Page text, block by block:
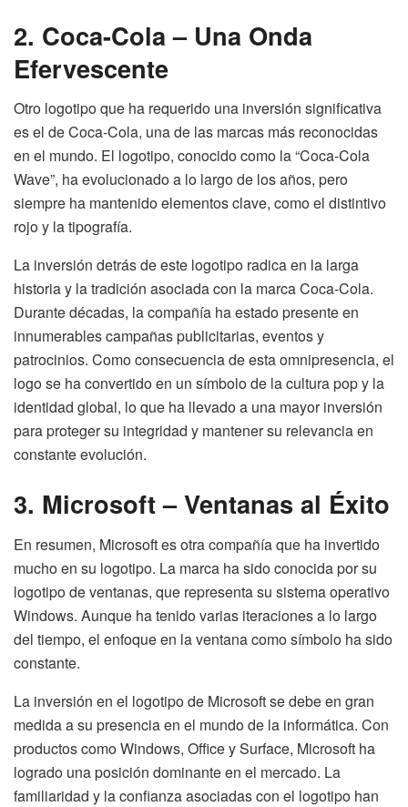
2. Coca-Cola – Una Onda
Efervescente
Otro logotipo que ha requerido una inversión significativa
es el de Coca-Cola, una de las marcas más reconocidas
en el mundo. El logotipo, conocido como la “Coca-Cola
Wave”, ha evolucionado a lo largo de los años, pero
siempre ha mantenido elementos clave, como el distintivo
rojo y la tipografía.
La inversión detrás de este logotipo radica en la larga
historia y la tradición asociada con la marca Coca-Cola.
Durante décadas, la compañía ha estado presente en
innumerables campañas publicitarias, eventos y
patrocinios. Como consecuencia de esta omnipresencia, el
logo se ha convertido en un símbolo de la cultura pop y la
identidad global, lo que ha llevado a una mayor inversión
para proteger su integridad y mantener su relevancia en
constante evolución.
3. Microsoft – Ventanas al Éxito
En resumen, Microsoft es otra compañía que ha invertido
mucho en su logotipo. La marca ha sido conocida por su
logotipo de ventanas, que representa su sistema operativo
Windows. Aunque ha tenido varias iteraciones a lo largo
del tiempo, el enfoque en la ventana como símbolo ha sido
constante.
La inversión en el logotipo de Microsoft se debe en gran
medida a su presencia en el mundo de la informática. Con
productos como Windows, Office y Surface, Microsoft ha
logrado una posición dominante en el mercado. La
familiaridad y la confianza asociadas con el logotipo han